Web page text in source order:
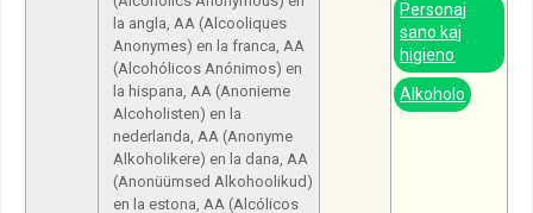
la angla, AA (Alcooliques
Anonymes) en la franca, AA
(Alcohólicos Anónimos) en
la hispana, AA (Anonieme
Alcoholisten) en la
nederlanda, AA (Anonyme
Alkoholikere) en la dana, AA
(Anonüümsed Alkohoolikud)
en la estona, AA (Alcólicos
Personaj
sano kaj
higieno
Alkoholo